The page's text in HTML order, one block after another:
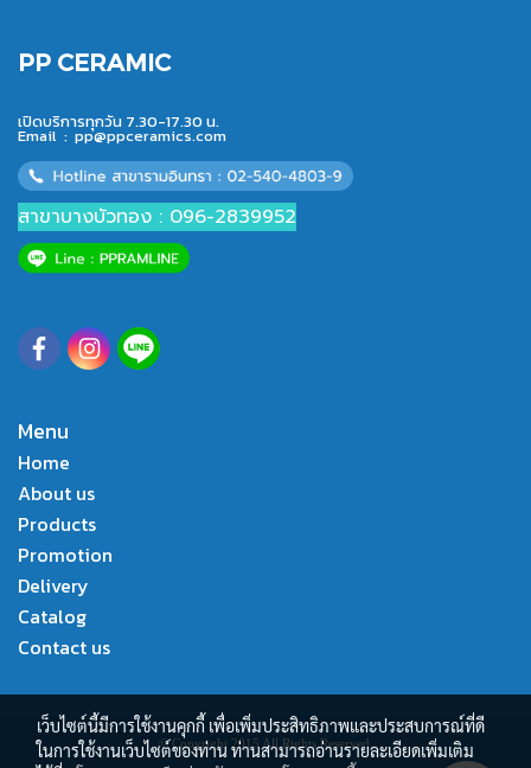
PP CERAMIC
เปิดบริการทุกวัน 7.30-17.30 น.
Email : pp@ppceramics.com
สาขาบางบัวทอง : 096-2839952
Menu
Home
About us
Products
Promotion
Delivery
Catalog
Contact us
© Copyright 2015 All Rights Reserved.
เว็บไซต์นี้มีการใช้งานคุกกี้ เพื่อเพิ่มประสิทธิภาพและประสบการณ์ที่ดี
ในการใช้งานเว็บไซต์ของท่าน ท่านสามารถอ่านรายละเอียดเพิ่มเติม